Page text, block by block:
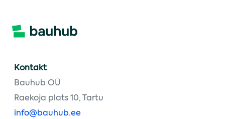
Kontakt
Bauhub OÜ
Raekoja plats 10, Tartu
info@bauhub.ee